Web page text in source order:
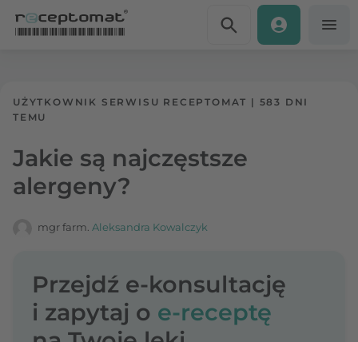
UŻYTKOWNIK SERWISU RECEPTOMAT | 583 DNI
TEMU
Jakie są najczęstsze
alergeny?
mgr farm. Aleksandra Kowalczyk
Przejdź e-konsultację
i zapytaj o e-receptę